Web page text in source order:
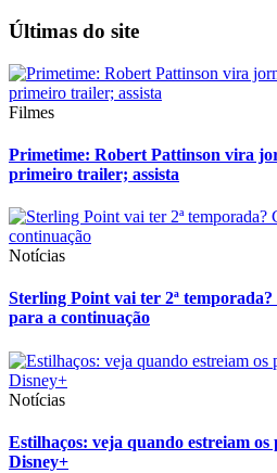
Últimas do site
Filmes
Primetime: Robert Pattinson vira
primeiro trailer; assista
Notícias
Sterling Point vai ter 2ª
para a continuação
Notícias
Estilhaços: veja quando estreiam os
Disney+